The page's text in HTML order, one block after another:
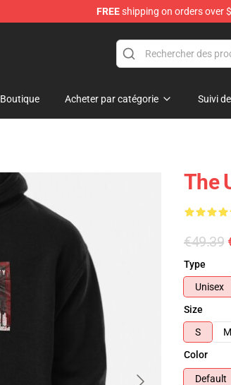
FREEshipping on orders over
Boutique Acheter par catégorie Suivi
The
€49.39
Type
Unisex
Size
S
M
Color
Default